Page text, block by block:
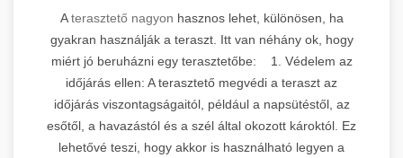
Aterasztető nagyon hasznos lehet, különösen, ha
gyakran használják a teraszt. Itt van néhány ok, hogy
miért jó beruházni egy terasztetőbe: 1. Védelem az
időjárás ellen: A terasztető megvédi a teraszt az
időjárás viszontagságaitól, például a napsütéstől, az
esőtől, a havazástól és a szél által okozott károktól. Ez
lehetővé teszi, hogy akkor is használható legyen a